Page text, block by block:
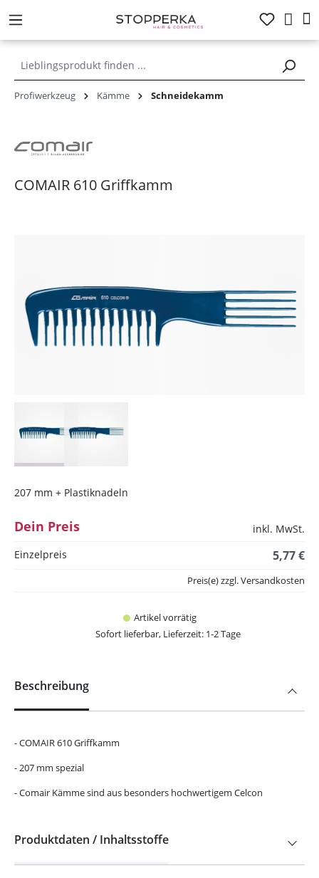
springen
Profiwerkzeug Kämme Schneidekamm
COMAIR 610 Griffkamm
207 mm + Plastiknadeln
Dein Preis
inkl. MwSt.
Einzelpreis
5,77 €
Artikel vorrätig
Sofort lieferbar, Lieferzeit: 1-2 Tage
Preis(e) zzgl. Versandkosten
Beschreibung
- COMAIR 610 Griffkamm
- 207 mm spezial
- Comair Kämme sind aus besonders hochwertigem Celcon
Produktdaten / Inhaltsstoffe